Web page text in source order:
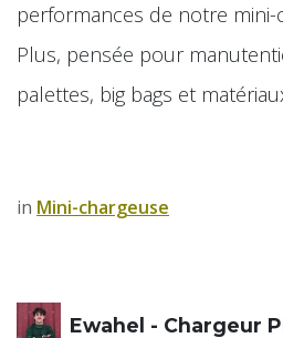
performances de notre mini-
Plus, pensée pour
palettes, big bags et
in ​Mini-chargeuse
Ewahel - Chargeur